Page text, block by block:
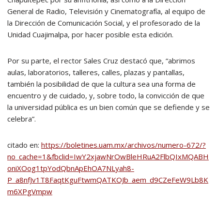
General de Radio, Televisión y Cinematografía, al equipo de
la Dirección de Comunicación Social, y el profesorado de la
Unidad Cuajimalpa, por hacer posible esta edición.
Por su parte, el rector Sales Cruz destacó que, “abrimos
aulas, laboratorios, talleres, calles, plazas y pantallas,
también la posibilidad de que la cultura sea una forma de
encuentro y de cuidado, y, sobre todo, la convicción de que
la universidad pública es un bien común que se defiende y se
celebra”.
citado en: https://boletines.uam.mx/archivos/numero-672/?
no_cache=1&fbclid=IwY2xjawNrOwBleHRuA2FlbQIxMQABH
oniXOog1tpYodQbnApEhOA7NLyah8-
P_a8nfJv1T8FaqtKguFtwmQATKOJb_aem_d9CZeFeW9Lb8K
m6XPgVmpw